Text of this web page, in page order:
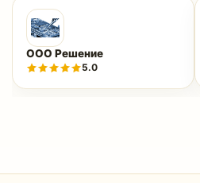
ООО Решение
5.0